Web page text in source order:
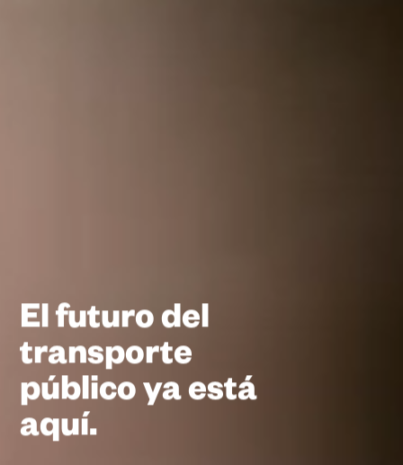
El futuro del
transporte
público ya está
aquí.